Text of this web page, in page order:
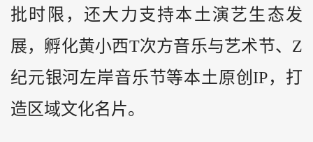
批时限，还大力支持本土演艺生态发
展，孵化黄小西T次方音乐与艺术节、Z
纪元银河左岸音乐节等本土原创IP，打
造区域文化名片。